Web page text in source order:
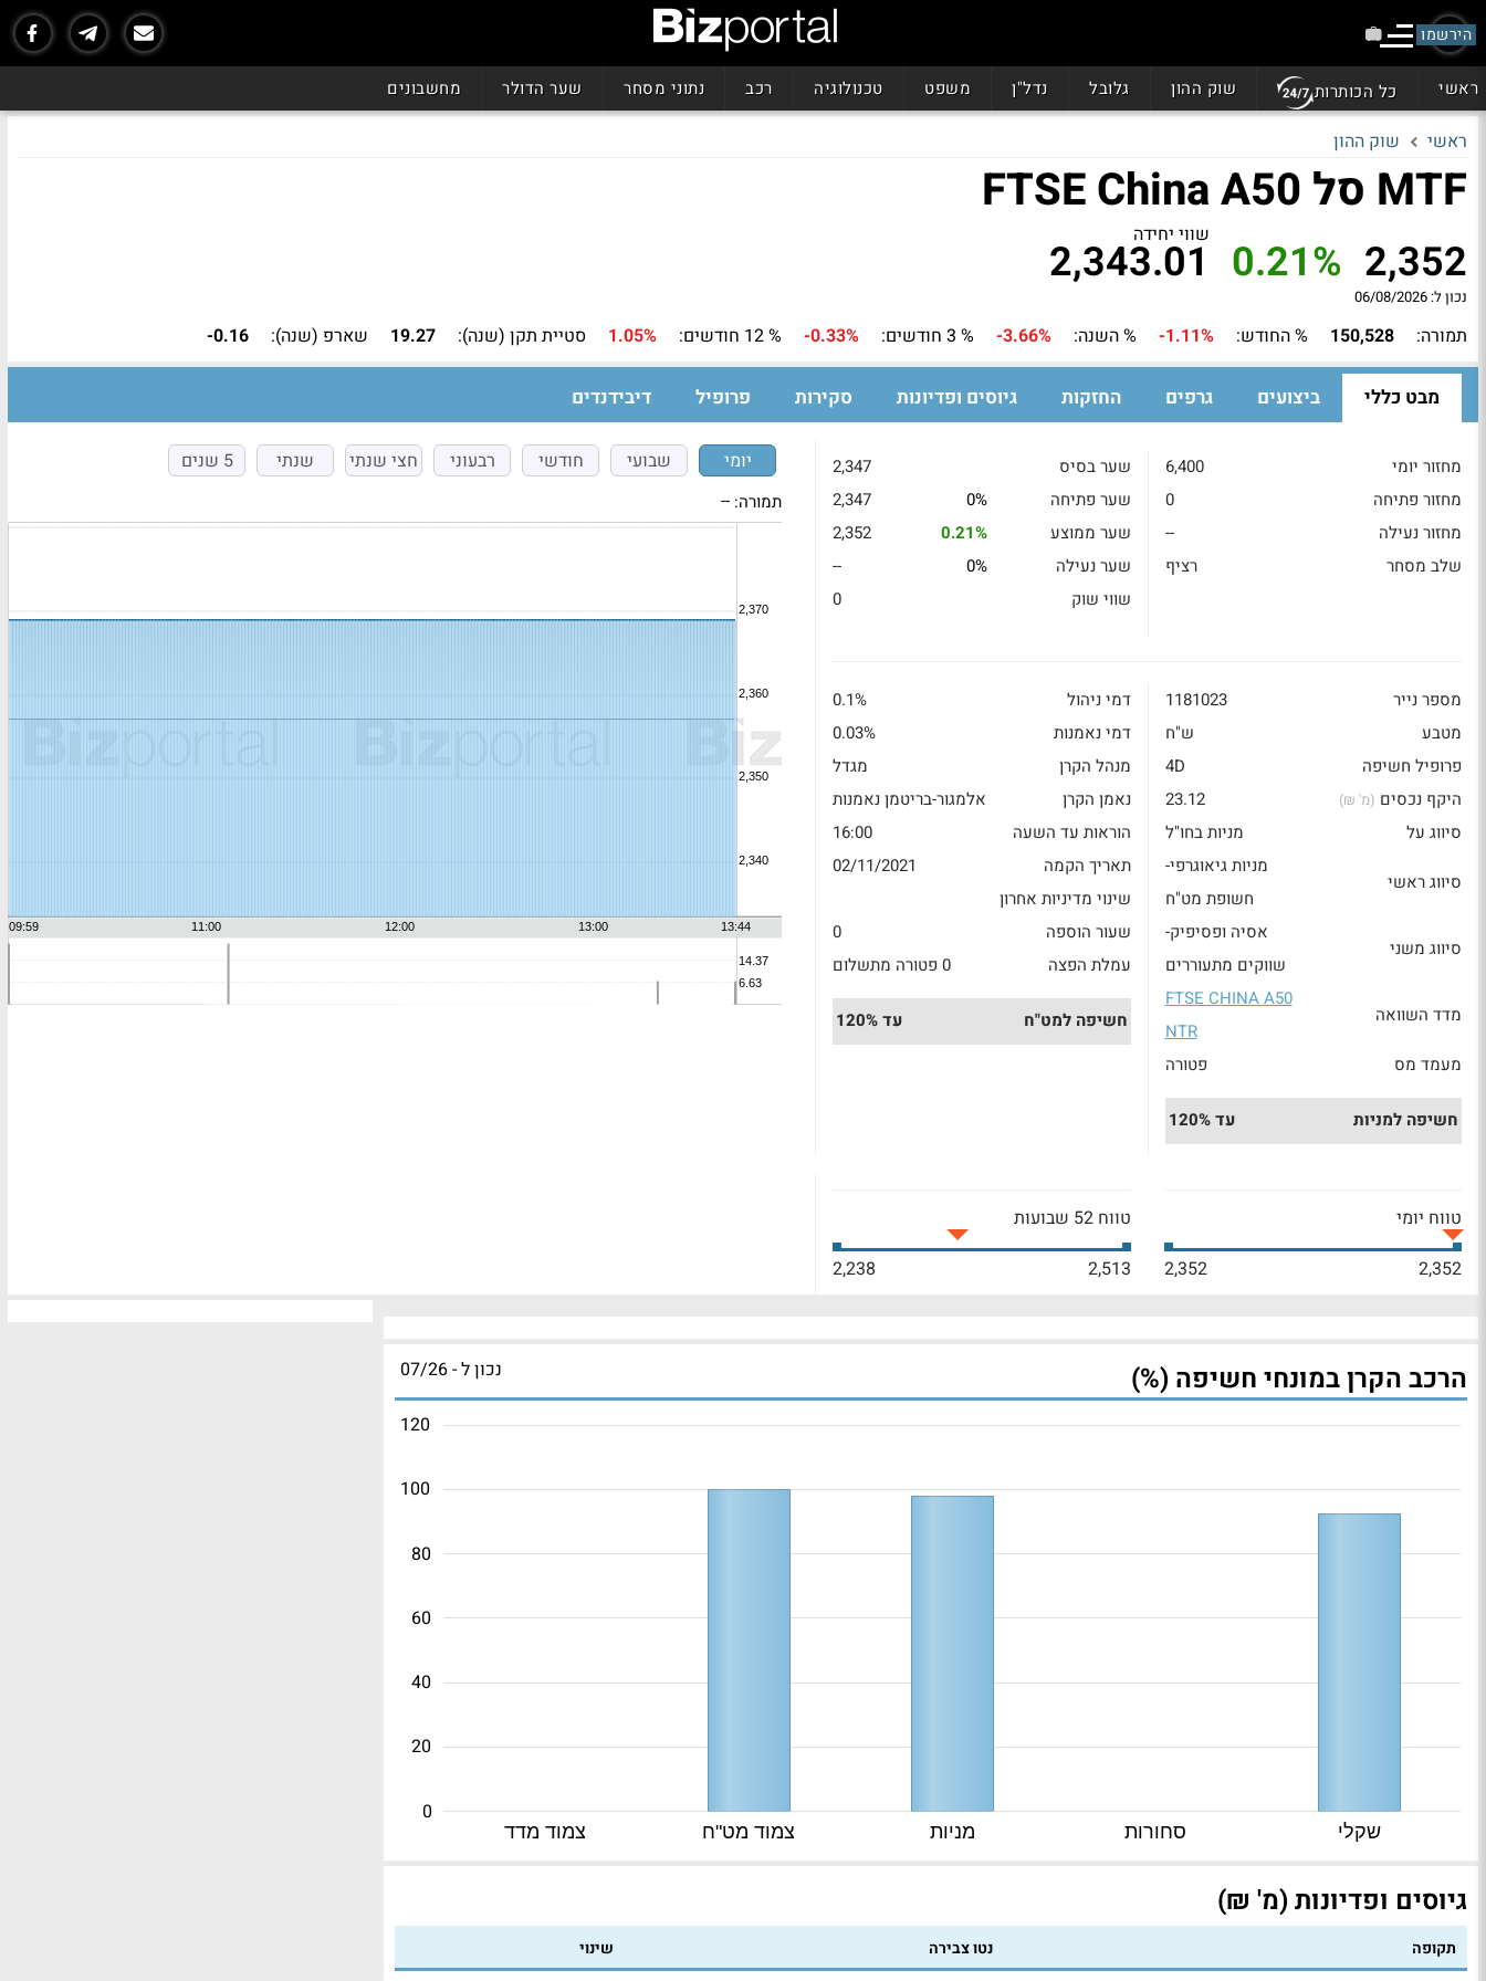
הירשמו
ראשי כל הכותרות שוק ההון גלובל נדל"ן משפט טכנולוגיה רכב נתוני מסחר שער הדולר מחשבונים
ראשי שוק ההון
MTF סל FTSE China A50
2,352
0.21% שווי יחידה
2,343.01
נכון ל: 06/08/2026
תמורה: 150,528 % החודש: -1.11% % השנה: -3.66% % 3 חודשים: -0.33% % 12 חודשים: 1.05% סטיית תקן (שנה): 19.27 שארפ (שנה): -0.16
מבט כללי ביצועים גרפים החזקות גיוסים ופדיונות סקירות פרופיל דיבידנדים
מחזור יומי
6,400
מחזור פתיחה
0
מחזור נעילה
--
שלב מסחר
רציף
שער בסיס
2,347
שער פתיחה
0%
2,347
שער ממוצע
0.21%
2,352
שער נעילה
0%
--
שווי שוק
0
מספר נייר
1181023
מטבע
ש"ח
פרופיל חשיפה
4D
היקף נכסים (מ' ₪)
23.12
סיווג על
מניות בחו"ל
סיווג ראשי
מניות גיאוגרפי-
חשופת מט"ח
סיווג משני
אסיה ופסיפיק-
שווקים מתעוררים
מדד השוואה
FTSE CHINA A50
NTR
מעמד מס
פטורה
חשיפה למניות עד 120%
דמי ניהול
0.1%
דמי נאמנות
0.03%
מנהל הקרן
מגדל
נאמן הקרן
אלמגור-בריטמן נאמנות
הוראות עד השעה
16:00
תאריך הקמה
02/11/2021
שינוי מדיניות אחרון
שעור הוספה
0
עמלת הפצה
0 פטורה מתשלום
חשיפה למט"ח עד 120%
יומי שבועי חודשי רבעוני חצי שנתי שנתי 5 שנים
תמורה: --
טווח יומי
2,352
2,352
טווח 52 שבועות
2,513
2,238
הרכב הקרן במונחי חשיפה (%) נכון ל - 07/26
צמוד מדד צמוד מט"ח מניות סחורות שקלי
0
20
40
60
80
100
120
גיוסים ופדיונות (מ' ₪)
נכון ל - 07/26
תקופה נטו צבירה
שינוי